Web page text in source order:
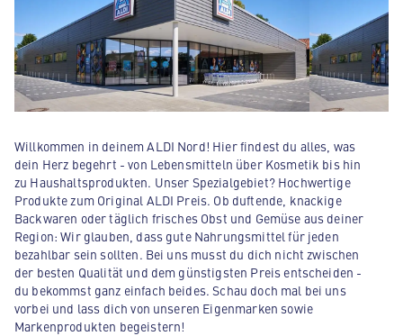
Willkommen in deinem ALDI Nord! Hier findest du alles, was
dein Herz begehrt - von Lebensmitteln über Kosmetik bis hin
zu Haushaltsprodukten. Unser Spezialgebiet? Hochwertige
Produkte zum Original ALDI Preis. Ob duftende, knackige
Backwaren oder täglich frisches Obst und Gemüse aus deiner
Region: Wir glauben, dass gute Nahrungsmittel für jeden
bezahlbar sein sollten. Bei uns musst du dich nicht zwischen
der besten Qualität und dem günstigsten Preis entscheiden -
du bekommst ganz einfach beides. Schau doch mal bei uns
vorbei und lass dich von unseren Eigenmarken sowie
Markenprodukten begeistern!